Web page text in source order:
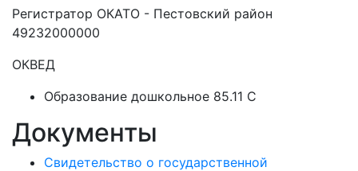
Регистратор ОКАТО - Пестовский район
49232000000
ОКВЕД
Образование дошкольное 85.11 C
Документы
Свидетельство о государственной